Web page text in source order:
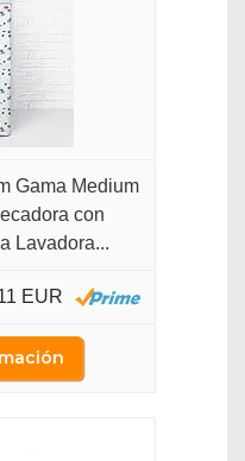
Gama Medium
con
Lavadora...
EUR